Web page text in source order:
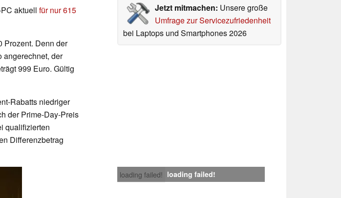
Jetzt mitmachen: Unsere große
Umfrage zur Servicezufriedenheit
bei Laptops und Smartphones 2026
aktuell für nur 615
Prozent. Denn der
angerechnet, der
999 Euro. Gültig
Rabatts niedriger
der Prime-Day-Preis
qualifizierten
Differenzbetrag
loading failed! loading failed!